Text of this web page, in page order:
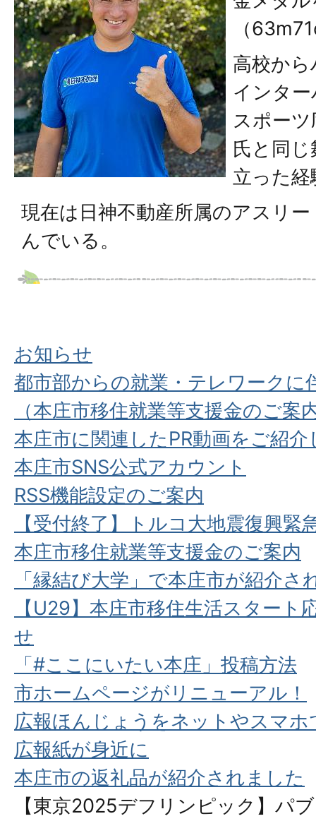
（
高校か
インタ
スポー
氏と同
立った経
現在は日神不動産所属のアスリ
んでいる。
お知らせ
都市部からの就業・テレワークに
（本庄市移住就業等支援金のご案
本庄市に関連したPR動画をご紹介
本庄市SNS公式アカウント
RSS機能設定のご案内
【受付終了】トルコ大地震復興緊
本庄市移住就業等支援金のご案内
「縁結び大学」で本庄市が紹介さ
【U29】本庄市移住生活スタート
せ
「#ここにいたい本庄」投稿方法
市ホームページがリニューアル！
広報ほんじょうをネットやスマ
広報紙が身近に
本庄市の返礼品が紹介されました
【東京2025デフリンピック】パ